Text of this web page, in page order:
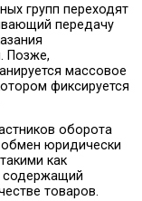
групп переходят
передачу
Позже,
массовое
фиксируется
оборота
юридически
как
содержащий
товаров.